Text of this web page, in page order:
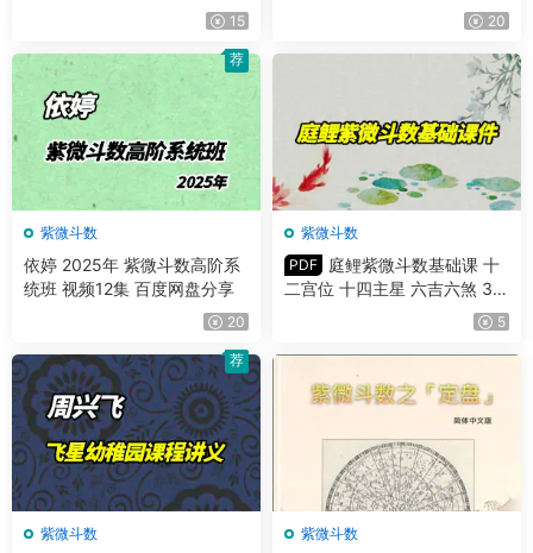
15 20
紫微斗数
依婷 2025年 紫微斗数高阶系
统班 视频12集 百度网盘分享
20
荐
紫微斗数
PDF
庭鲤紫微斗数基础课 十
二宫位 十四主星 六吉六煞 3份
5
紫微斗数
荐
紫微斗数